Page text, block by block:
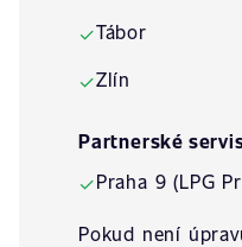
✓Tábor
✓Zlín
Partnerské
✓Praha 9 (LPG
Pokud není